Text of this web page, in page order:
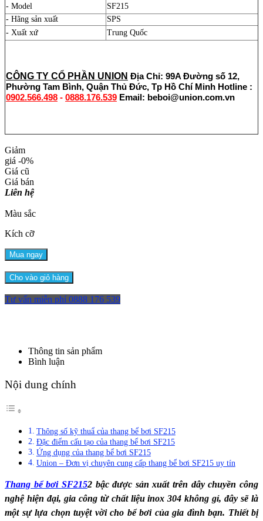
- Model
SF215
- Hãng sản xuất
SPS
- Xuất xứ
Trung Quốc
CÔNG TY CỔ PHẦN UNION Địa Chỉ: 99A Đường số 12,
Phường Tam Bình, Quận Thủ Đức, Tp Hồ Chí Minh Hotline :
0902.566.498 - 0888.176.539 Email: beboi@union.com.vn
Giảm
giá -0%
Giá cũ
Giá bán
Liên hệ
Màu sắc
Kích cỡ
Mua ngay
Cho vào giỏ hàng
Tư vấn miễn phí 0888 176 539
Thông tin sản phẩm
Bình luận
Nội dung chính
Thông số kỹ thuẩ của thang bể bơi SF215
Đặc điểm cấu tạo của thang bể bơi SF215
Ứng dụng của thang bể bơi SF215
Union – Đơn vị chuyên cung cấp thang bể bơi SF215 uy tín
Thang bể bơi SF2152 bậc được sản xuất trên dây chuyền công
nghệ hiện đại, gia công từ chất liệu inox 304 không gỉ, đây sẽ là
một sự lựa chọn tuyệt vời cho bể bơi của gia đình bạn. Thiết bị